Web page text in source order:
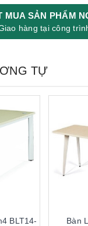
MUA SẢN PHẨM
hàng tại công
TỰ
BLT14-
Bàn